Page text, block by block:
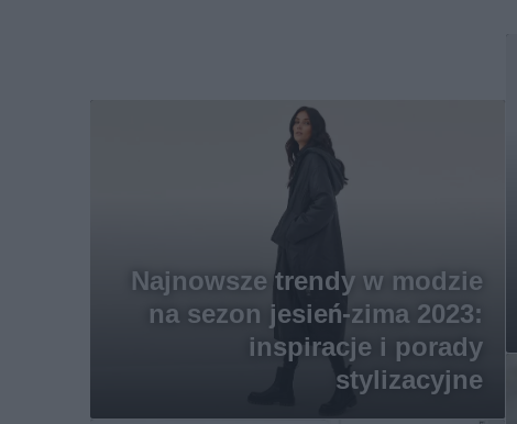
Najnowsze trendy w modzie
na sezon jesień-zima 2023:
inspiracje i porady
stylizacyjne